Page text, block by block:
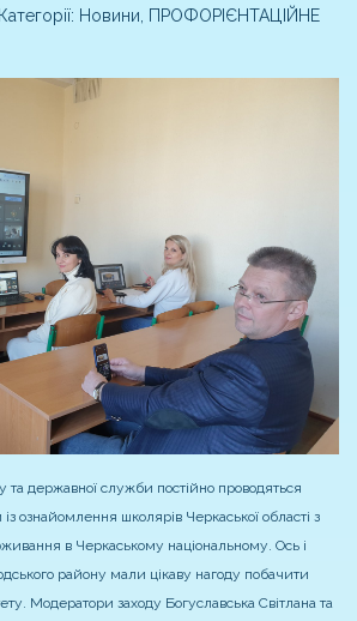
Категорії: Новини, ПРОФОРІЄНТАЦІЙНЕ
державної служби постійно проводяться
із ознайомлення школярів Черкаської області з
в Черкаському національному. Ось і
району мали цікаву нагоду побачити
Модератори заходу Богуславська Світлана та